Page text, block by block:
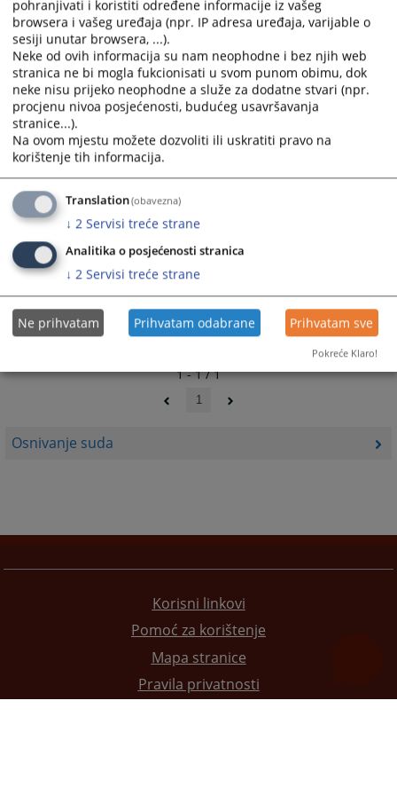
Osnivanje suda
and
select
a
date.
Press
the
question
mark
to
get
the
keyboard
shortcuts
changing
dates.
and
select
a
date.
Press
the
question
mark
get
the
keyboard
shortcuts
changing
dates.
17.06.2021.
1 - 1 / 1
1
Korisni linkovi
Pomoć za korištenje
Mapa stranice
Pravila privatnosti
pohranjivati i koristiti određene informacije iz vašeg
browsera i vašeg uređaja (npr. IP adresa uređaja, varijable o
sesiji unutar browsera, ...).
Neke od ovih informacija su nam neophodne i bez njih web
stranica ne bi mogla fukcionisati u svom punom obimu, dok
neke nisu prijeko neophodne a služe za dodatne stvari (npr.
procjenu nivoa posjećenosti, budućeg usavršavanja
stranice...).
Na ovom mjestu možete dozvoliti ili uskratiti pravo na
korištenje tih informacija.
Translation(obavezna)
↓ 2 Servisi treće strane
Analitika o posjećenosti stranica
↓ 2 Servisi treće strane
Ne prihvatam Prihvatam odabrane Prihvatam sve
Pokreće Klaro!